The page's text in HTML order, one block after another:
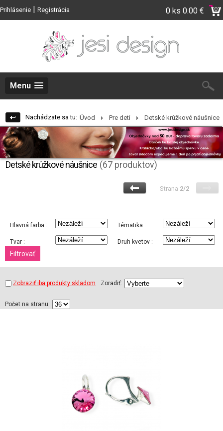
Prihlásenie | Registrácia 0 ks 0.00 €
Menu
Nachádzate sa tu: Úvod Pre deti Detské krúžkové náušnice
Detské krúžkové náušnice (67 produktov)
Strana 2/2
Hlavná farba : Tématika :
Tvar : Druh kvetov :
Zobraziť iba produkty skladom Zoradiť:
Počet na stranu: